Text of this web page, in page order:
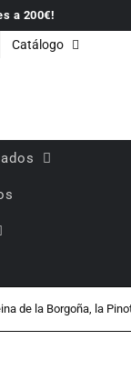
a 200€!
Catálogo
de la Borgoña, la